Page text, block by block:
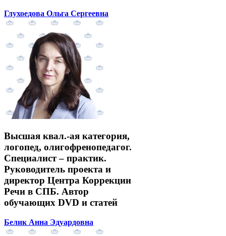
Глухоедова Ольга Сергеевна
Высшая квал.-ая категория,
логопед, олигофренопедагог.
Специалист – практик.
Руководитель проекта и
директор Центра Коррекции
Речи в СПБ. Автор
обучающих DVD и статей
Белик Анна Эдуардовна